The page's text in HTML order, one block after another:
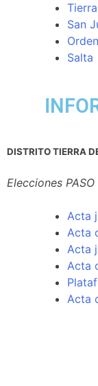
San
Salta
DISTRITO TIERRA
Elecciones
Acta
Acta
Acta
Acta
Acta